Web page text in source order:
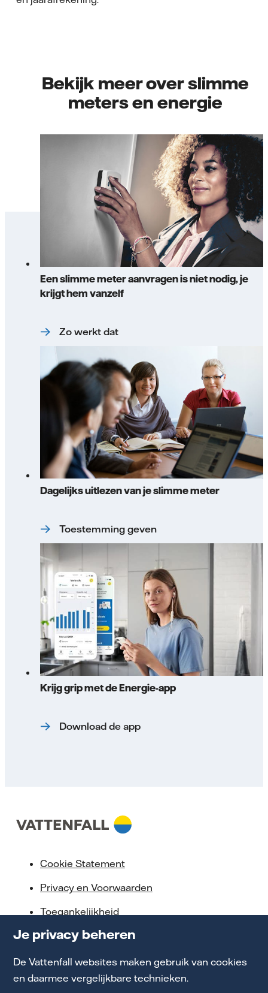
Je privacy beheren
De Vattenfall websites maken gebruik van cookies
en daarmee vergelijkbare technieken.
Bekijk meer over slimme
meters en energie
Een slimme meter aanvragen is niet nodig, je
krijgt hem vanzelf
Zo werkt dat
Dagelijks uitlezen van je slimme meter
Toestemming geven
Krijg grip met de Energie-app
Download de app
Cookie Statement
Privacy en Voorwaarden
Toegankelijkheid
Partnerships
Energiekennis
Werken bij Vattenfall